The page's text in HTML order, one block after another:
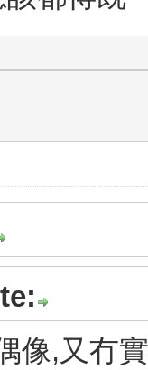
像,又冇